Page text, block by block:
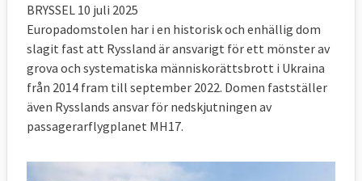
BRYSSEL 10 juli 2025
Europadomstolen har i en historisk och enhällig dom
slagit fast att Ryssland är ansvarigt för ett mönster av
grova och systematiska människorättsbrott i Ukraina
från 2014 fram till september 2022. Domen fastställer
även Rysslands ansvar för nedskjutningen av
passagerarflygplanet MH17.